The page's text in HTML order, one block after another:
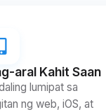
aral Kahit Saan
lumipat sa
ng web, iOS, at